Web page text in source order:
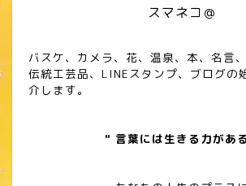
スマネコ＠
バスケ、カメラ、花、温泉、本、名言
伝統工芸品、LINEスタンプ、ブログの
介します。
" 言葉には生きる力があ